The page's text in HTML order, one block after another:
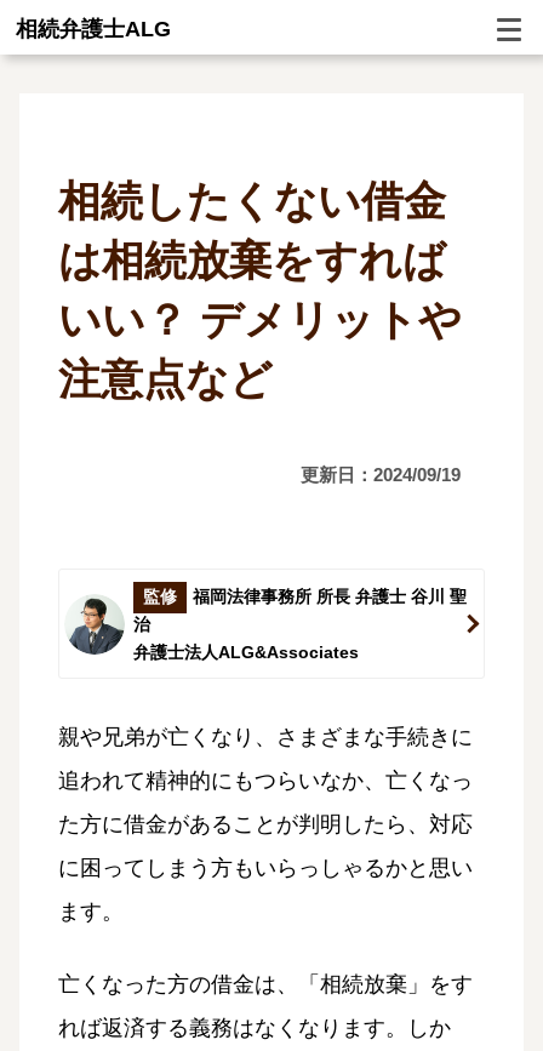
相続弁護士ALG
相続したくない借金
は相続放棄をすれば
いい？ デメリットや
注意点など
更新日：2024/09/19
監修
福岡法律事務所 所長 弁護士 谷川 聖
治
弁護士法人ALG&Associates
親や兄弟が亡くなり、さまざまな手続きに
追われて精神的にもつらいなか、亡くなっ
た方に借金があることが判明したら、対応
に困ってしまう方もいらっしゃるかと思い
ます。
亡くなった方の借金は、「相続放棄」をす
れば返済する義務はなくなります。しか